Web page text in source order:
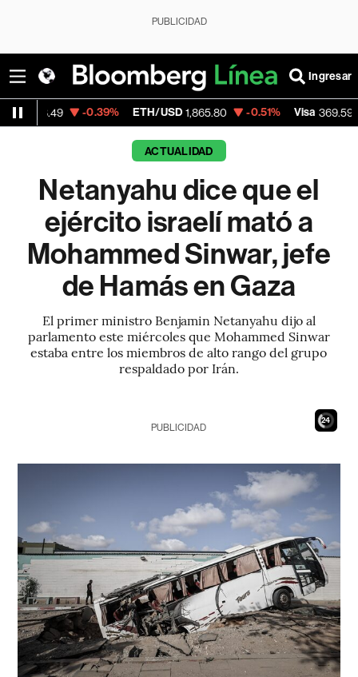
PUBLICIDAD
Ingresar
-0.39% ETH/USD 1,865.80 -0.51% Visa 369.59 +1.07%
ACTUALIDAD
Netanyahu dice que el
ejército israelí mató a
Mohammed Sinwar, jefe
de Hamás en Gaza
El primer ministro Benjamin Netanyahu dijo al
parlamento este miércoles que Mohammed Sinwar
estaba entre los miembros de alto rango del grupo
respaldado por Irán.
22
PUBLICIDAD